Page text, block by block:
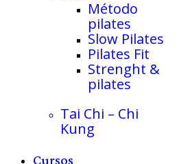
Método
pilates
Slow Pilates
Pilates Fit
Strenght &
pilates
Tai Chi – Chi
Kung
Cursos